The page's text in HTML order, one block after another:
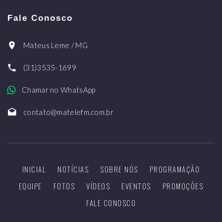
Fale Conosco
Mateus Leme / MG
(31)3535-1699
Chamar no WhatsApp
contato@matelefm.com.br
INICIAL NOTÍCIAS SOBRE NÓS
PROGRAMAÇÃO
EQUIPE
FOTOS VÍDEOS EVENTOS
PROMOÇÕES
FALE CONOSCO